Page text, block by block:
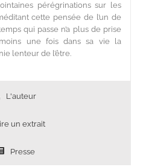
pérégrinations sur les
cette pensée de l’un de
qui passe n’a plus de prise
une fois dans sa vie la
lenteur de l’être.
L'auteur
un extrait
Presse